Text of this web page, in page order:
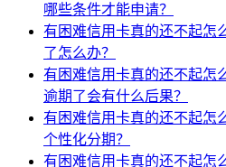
哪些条件才能申请？
有困难信用卡真的还不起怎
了怎么办？
有困难信用卡真的还不起怎
逾期了会有什么后果？
有困难信用卡真的还不起怎
个性化分期？
有困难信用卡真的还不起怎